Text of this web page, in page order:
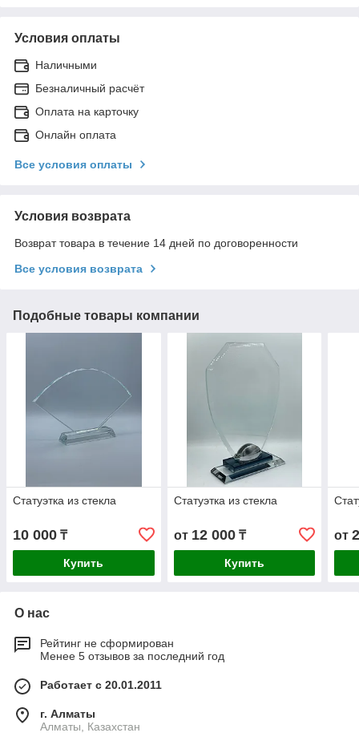
Условия оплаты
Наличными
Безналичный расчёт
Оплата на карточку
Онлайн оплата
Все условия оплаты
Условия возврата
Возврат товара в течение 14 дней по договоренности
Все условия возврата
Подобные товары компании
Статуэтка из стекла
10 000 ₸
Купить
Статуэтка из стекла
от 12 000₸
Купить
от
О нас
Рейтинг не сформирован
Менее 5 отзывов за последний год
Работает с 20.01.2011
г. Алматы
Алматы, Казахстан